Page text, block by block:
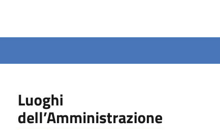
Luoghi
dell’Amministrazione